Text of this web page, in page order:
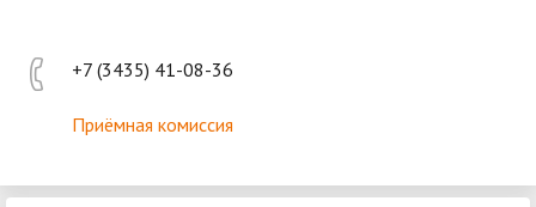
+7 (3435) 41-08-36
Приёмная комиссия